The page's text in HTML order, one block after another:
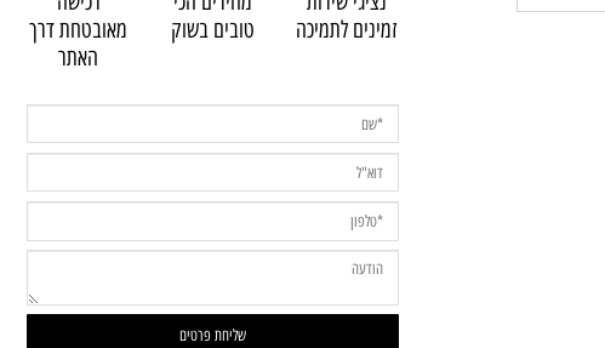
נציגי שירות
זמינים לתמיכה
מחירים הכי
טובים בשוק
רכישה
מאובטחת דרך
האתר